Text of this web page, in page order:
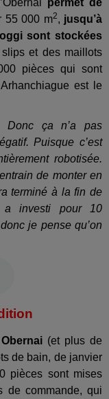
55 000 m2, jusqu’à
sont stockées
et des maillots
pièces qui sont
est le
Donc ça n’a pas
Puisque c’est
robotisée.
de monter en
terminé à la fin de
a investi pour 10
je pense qu’on
(et plus de
de bain, de janvier
pièces sont mises
de commande, qui